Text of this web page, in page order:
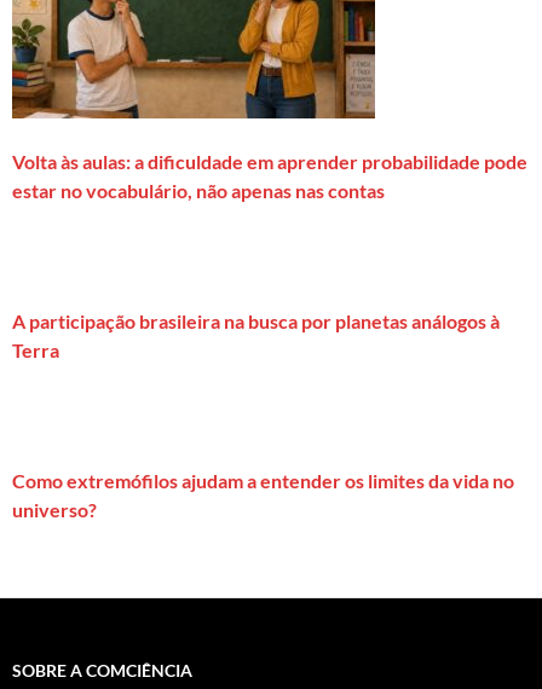
Volta às aulas: a dificuldade em aprender probabilidade pode
estar no vocabulário, não apenas nas contas
A participação brasileira na busca por planetas análogos à
Terra
Como extremófilos ajudam a entender os limites da vida no
universo?
SOBRE A COMCIÊNCIA